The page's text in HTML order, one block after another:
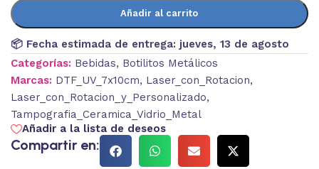
Añadir al carrito
📦 Fecha estimada de entrega: jueves, 13 de agosto
Categorías: Bebidas, Botilitos Metálicos
Marcas: DTF_UV_7x10cm, Laser_con_Rotacion,
Laser_con_Rotacion_y_Personalizado,
Tampografia_Ceramica_Vidrio_Metal
Añadir a la lista de deseos
Compartir en: